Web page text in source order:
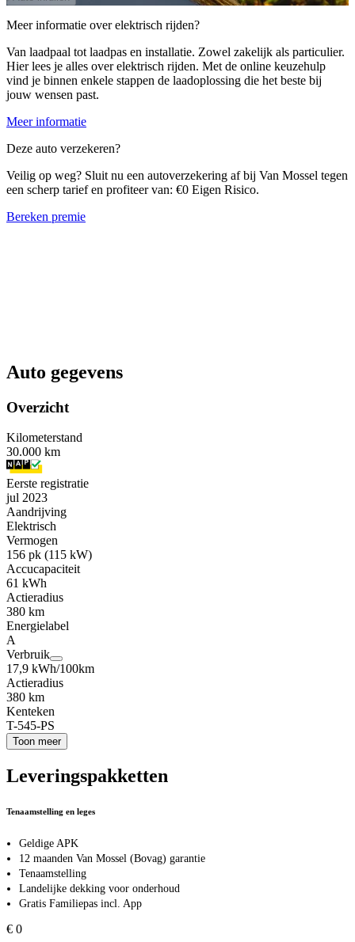
Meer informatie over elektrisch rijden?
Van laadpaal tot laadpas en installatie. Zowel zakelijk als particulier.
Hier lees je alles over elektrisch rijden. Met de online keuzehulp
vind je binnen enkele stappen de laadoplossing die het beste bij
jouw wensen past.
Meer informatie
Deze auto verzekeren?
Veilig op weg? Sluit nu een autoverzekering af bij Van Mossel tegen
een scherp tarief en profiteer van: €0 Eigen Risico.
Bereken premie
Auto gegevens
Overzicht
Kilometerstand
30.000 km
Eerste registratie
jul 2023
Aandrijving
Elektrisch
Vermogen
156 pk (115 kW)
Accucapaciteit
61 kWh
Actieradius
380 km
Energielabel
A
Verbruik
17,9 kWh/100km
Actieradius
380 km
Kenteken
T-545-PS
Toon meer
Leveringspakketten
Tenaamstelling en leges
Geldige APK
12 maanden Van Mossel (Bovag) garantie
Tenaamstelling
Landelijke dekking voor onderhoud
Gratis Familiepas incl. App
€ 0